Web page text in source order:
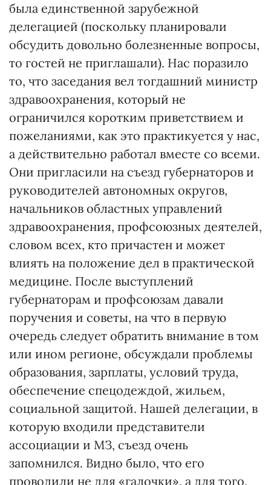
была единственной зарубежной
делегацией (поскольку планировали
обсудить довольно болезненные вопросы,
то гостей не приглашали). Нас поразило
то, что заседания вел тогдашний министр
здравоохранения, который не
ограничился коротким приветствием и
пожеланиями, как это практикуется у нас,
а действительно работал вместе со всеми.
Они пригласили на съезд губернаторов и
руководителей автономных округов,
начальников областных управлений
здравоохранения, профсоюзных деятелей,
словом всех, кто причастен и может
влиять на положение дел в практической
медицине. После выступлений
губернаторам и профсоюзам давали
поручения и советы, на что в первую
очередь следует обратить внимание в том
или ином регионе, обсуждали проблемы
образования, зарплаты, условий труда,
обеспечение спецодеждой, жильем,
социальной защитой. Нашей делегации, в
которую входили представители
ассоциации и МЗ, съезд очень
запомнился. Видно было, что его
проводили не для «галочки», а для того,